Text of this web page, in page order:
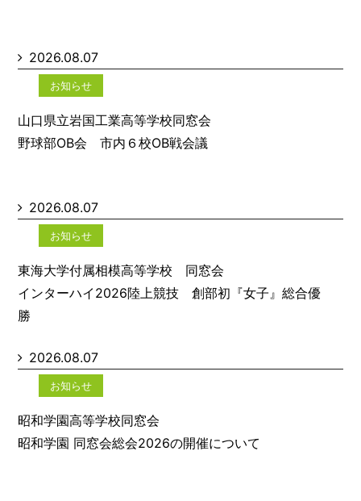
2026.08.07
お知らせ
山口県立岩国工業高等学校同窓会
野球部OB会 市内６校OB戦会議
2026.08.07
お知らせ
東海大学付属相模高等学校 同窓会
インターハイ2026陸上競技 創部初『女子』総合優
勝
2026.08.07
お知らせ
昭和学園高等学校同窓会
昭和学園 同窓会総会2026の開催について